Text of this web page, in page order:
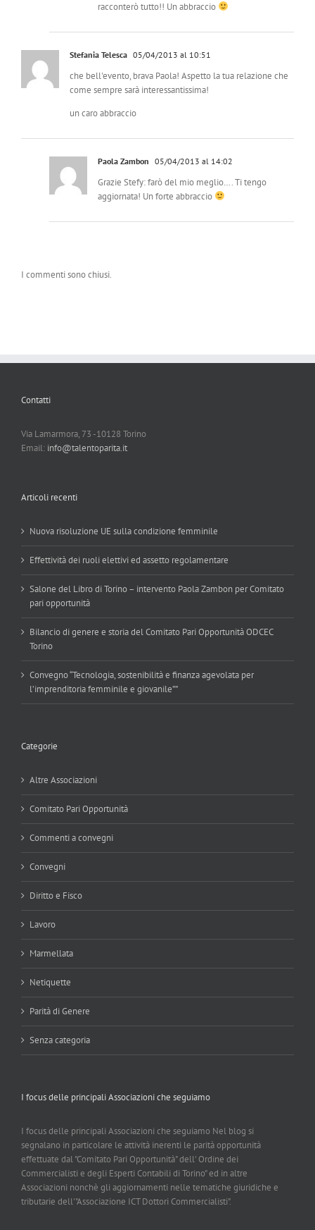
racconterò tutto!! Un abbraccio
Stefania Telesca 05/04/2013 al 10:51
che bell'evento, brava Paola! Aspetto la tua relazione che
come sempre sarà interessantissima!
un caro abbraccio
Paola Zambon 05/04/2013 al 14:02
Grazie Stefy: farò del mio meglio…. Ti tengo
aggiornata! Un forte abbraccio
I commenti sono chiusi.
Contatti
Via Lamarmora, 73 -10128 Torino
Email: info@talentoparita.it
Articoli recenti
Nuova risoluzione UE sulla condizione femminile
Effettività dei ruoli elettivi ed assetto regolamentare
Salone del Libro di Torino – intervento Paola Zambon per Comitato
pari opportunità
Bilancio di genere e storia del Comitato Pari Opportunità ODCEC
Torino
Convegno “Tecnologia, sostenibilità e finanza agevolata per
l’imprenditoria femminile e giovanile””
Categorie
Altre Associazioni
Comitato Pari Opportunità
Commenti a convegni
Convegni
Diritto e Fisco
Lavoro
Marmellata
Netiquette
Parità di Genere
Senza categoria
I focus delle principali Associazioni che seguiamo
I focus delle principali Associazioni che seguiamo Nel blog si
segnalano in particolare le attività inerenti le parità opportunità
effettuate dal "Comitato Pari Opportunità" dell' Ordine dei
Commercialisti e degli Esperti Contabili di Torino" ed in altre
Associazioni nonchè gli aggiornamenti nelle tematiche giuridiche e
tributarie dell'"Associazione ICT Dottori Commercialisti".